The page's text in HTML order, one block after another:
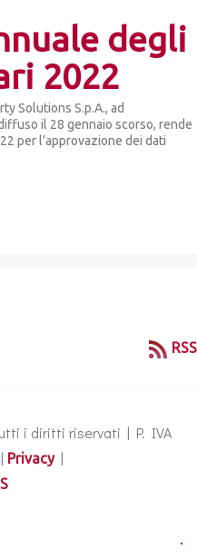
degli
2022
Solutions S.p.A., ad
il 28 gennaio scorso, rende
per l’approvazione dei dati
RSS
i diritti riservati | P. IVA
Privacy|